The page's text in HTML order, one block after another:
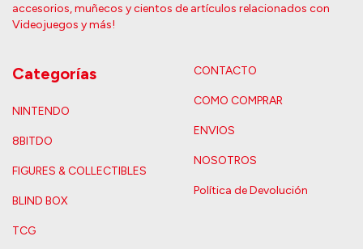
accesorios, muñecos y cientos de artículos relacionados con
Videojuegos y más!
Categorías
NINTENDO
8BITDO
FIGURES & COLLECTIBLES
BLIND BOX
TCG
CONTACTO
COMO COMPRAR
ENVIOS
NOSOTROS
Política de Devolución